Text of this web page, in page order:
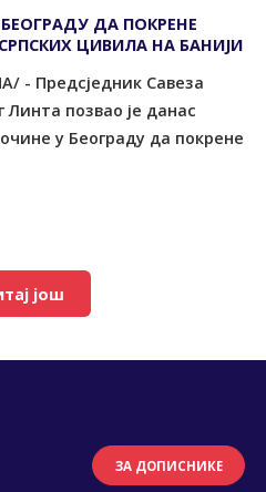
ДА ПОКРЕНЕ
ЦИВИЛА НА БАНИЈИ
- Предсједник Савеза
позвао је данас
у Београду да покрене
још
ЗА ДОПИСНИКЕ